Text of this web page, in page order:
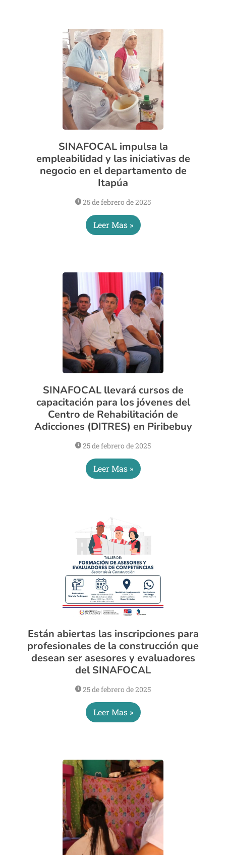
SINAFOCAL impulsa la
empleabilidad y las iniciativas de
negocio en el departamento de
Itapúa
25 de febrero de 2025
Leer Mas »
SINAFOCAL llevará cursos de
capacitación para los jóvenes del
Centro de Rehabilitación de
Adicciones (DITRES) en Piribebuy
25 de febrero de 2025
Leer Mas »
Están abiertas las inscripciones para
profesionales de la construcción que
desean ser asesores y evaluadores
del SINAFOCAL
25 de febrero de 2025
Leer Mas »